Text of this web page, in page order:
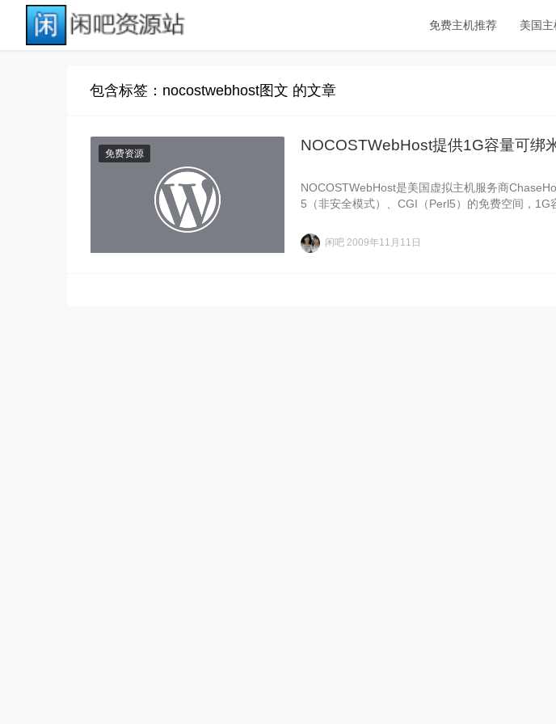
免费主机推荐 美国
包含标签：nocostwebhost图文 的文章
免费资源 NOCOSTWebHost提供1G容量可绑
NOCOSTWebHost是美国虚拟主机服务商
5（非安全模式）、CGI（Perl5）的免费空间，
闲吧 2009年11月11日